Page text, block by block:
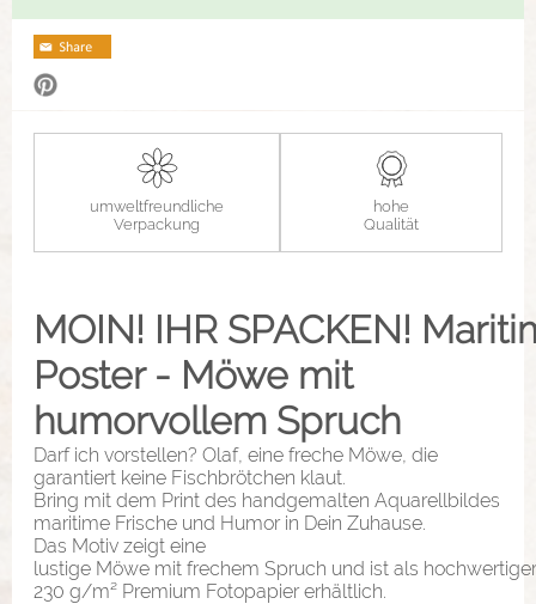
umweltfreundliche
Verpackung
hohe
Qualität
MOIN! IHR SPACKEN!
Poster - Möwe mit
humorvollem Spruch
Darf ich vorstellen? Olaf, eine freche Möwe, die
garantiert keine Fischbrötchen klaut.
Bring mit dem Print des handgemalten Aquarellbildes
maritime Frische und Humor in Dein Zuhause.
Das Motiv zeigt eine
lustige Möwe mit frechem Spruch und ist als
230 g/m² Premium Fotopapier erhältlich.